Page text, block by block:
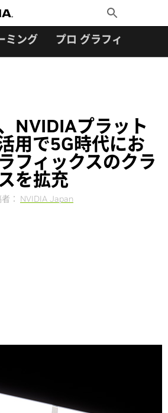
Toggle
Search
ミング プロ グラフィックス
NVIDIAプラット
用で5G時代にお
フィックスのクラ
を拡充
： NVIDIA Japan